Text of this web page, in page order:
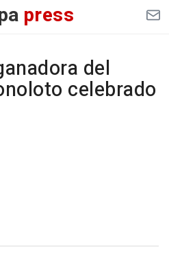
press
del
celebrado